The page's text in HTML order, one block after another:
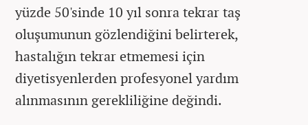
yüzde 50'sinde 10 yıl sonra tekrar taş
oluşumunun gözlendiğini belirterek,
hastalığın tekrar etmemesi için
diyetisyenlerden profesyonel yardım
alınmasının gerekliliğine değindi.